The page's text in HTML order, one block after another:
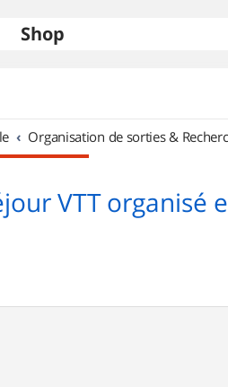
Shop
Organisation de sorties &
VTT organisé